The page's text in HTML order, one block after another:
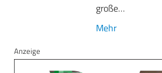
große…
Mehr
Anzeige